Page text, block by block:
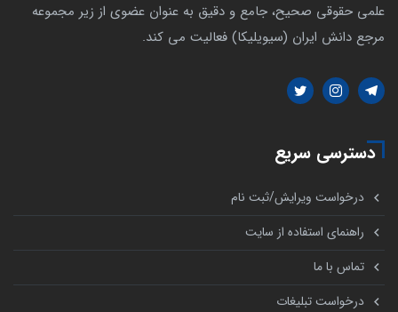
علمی حقوقی صحیح، جامع و دقیق به عنوان عضوی از زیر مجموعه
مرجع دانش ایران (سیویلیکا) فعالیت می کند.
دسترسی سریع
درخواست ویرایش/ثبت نام
راهنمای استفاده از سایت
تماس با ما
درخواست تبلیغات